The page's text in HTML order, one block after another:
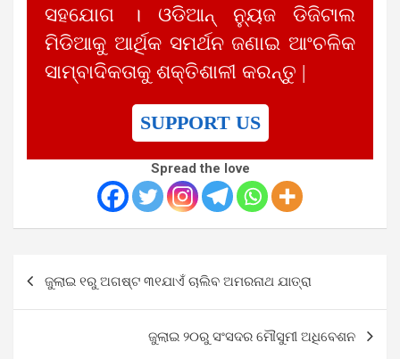
ସହଯୋଗ । ଓଡିଆନ୍ ନ୍ୟୁଜ ଡିଜିଟାଲ
ମିଡିଆକୁ ଆର୍ଥିକ ସମର୍ଥନ ଜଣାଇ ଆଂଚଳିକ
ସାମ୍ବାଦିକତାକୁ ଶକ୍ତିଶାଳୀ କରନ୍ତୁ |
SUPPORT US
Spread the love
navigation
ଜୁଲାଇ ୧ରୁ ଅଗଷ୍ଟ ୩୧ଯାଏଁ ଚାଲିବ ଅମରନାଥ ଯାତ୍ରା
ଜୁଲାଇ ୨୦ରୁ ସଂସଦର ମୌସୁମୀ ଅଧିବେଶନ